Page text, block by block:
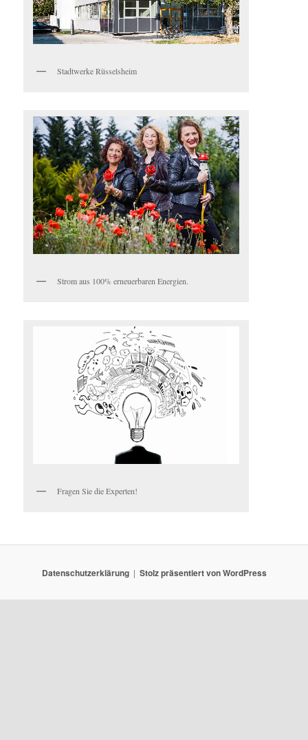
Stadtwerke Rüsselsheim
Strom aus 100% erneuerbaren Energien.
Fragen Sie die Experten!
Datenschutzerklärung Stolz präsentiert von WordPress